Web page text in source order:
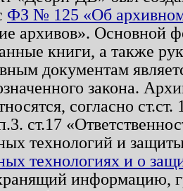
ФЗ № 125 «Об
архивов». Основной
книги, а также
документам
закона.
согласно
ст.17
технологий и
технологиях и о
информацию,